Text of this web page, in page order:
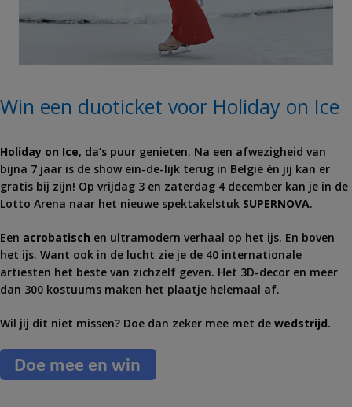
Win een duoticket voor Holiday on Ice
Holiday on Ice, da’s puur genieten. Na een afwezigheid van
bijna 7 jaar is de show ein-de-lijk terug in België én jij kan er
gratis bij zijn! Op vrijdag 3 en zaterdag 4 december kan je in de
Lotto Arena naar het nieuwe spektakelstuk SUPERNOVA.
Een acrobatisch en ultramodern verhaal op het ijs. En boven
het ijs. Want ook in de lucht zie je de 40 internationale
artiesten het beste van zichzelf geven. Het 3D-decor en meer
dan 300 kostuums maken het plaatje helemaal af.
Wil jij dit niet missen? Doe dan zeker mee met de wedstrijd.